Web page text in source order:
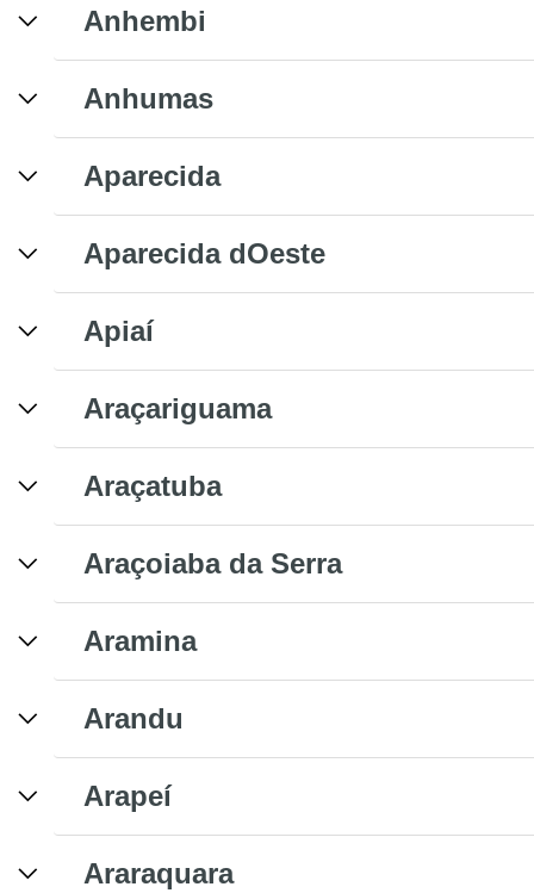
Anhembi
Anhumas
Aparecida
Aparecida dOeste
Apiaí
Araçariguama
Araçatuba
Araçoiaba da Serra
Aramina
Arandu
Arapeí
Araraquara